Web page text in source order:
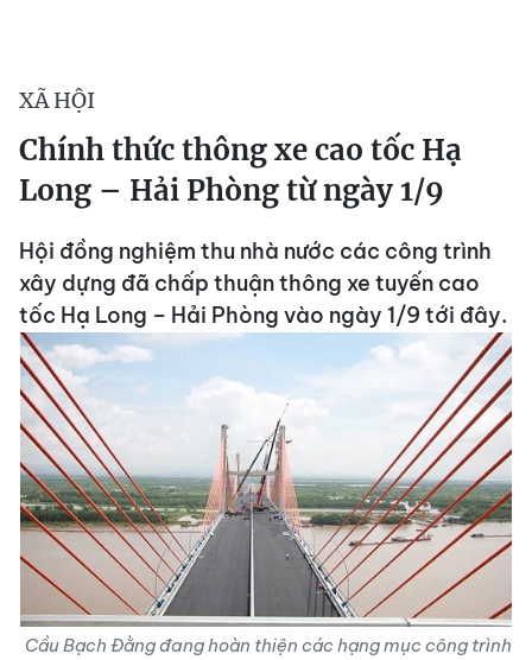
XÃ HỘI
Chính thức thông xe cao tốc Hạ
Long – Hải Phòng từ ngày 1/9
Hội đồng nghiệm thu nhà nước các công trình
xây dựng đã chấp thuận thông xe tuyến cao
tốc Hạ Long – Hải Phòng vào ngày 1/9 tới đây.
Cầu Bạch Đằng đang hoàn thiện các hạng mục công trình